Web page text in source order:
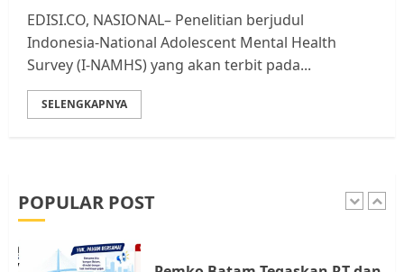
EDISI.CO, NASIONAL– Penelitian berjudul
Indonesia-National Adolescent Mental Health
Survey (I-NAMHS) yang akan terbit pada...
SELENGKAPNYA
POPULAR POST
5
Batam, Soroti Aktivitas yang
Resahkan Warga
JULI 17, 2026 0
1